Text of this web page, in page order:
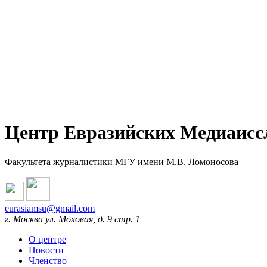
Центр Евразийских
Факультета журналистики МГУ имени М.В. Ломоносова
eurasiamsu@gmail.com
г. Москва ул. Моховая, д. 9 стр. 1
О центре
Новости
Членство